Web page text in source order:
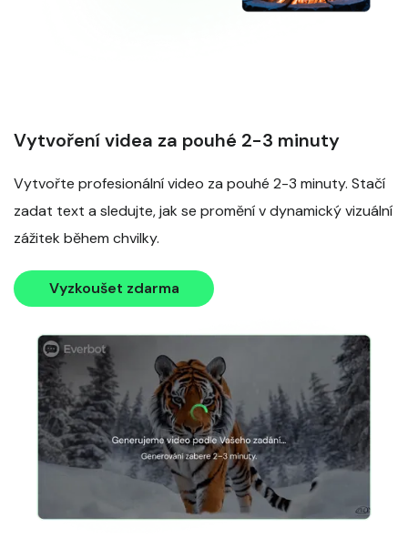
Vytvoření videa za pouhé 2-3 minuty
Vytvořte profesionální video za pouhé 2-3 minuty. Stačí
zadat text a sledujte, jak se promění v dynamický vizuální
zážitek během chvilky.
Vyzkoušet zdarma